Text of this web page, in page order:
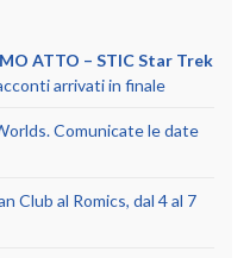
ATTO – STIC Star Trek
arrivati in finale
Comunicate le date
Club al Romics, dal 4 al 7